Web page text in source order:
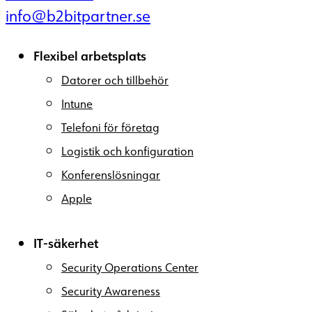
info@b2bitpartner.se
Flexibel arbetsplats
Datorer och tillbehör
Intune
Telefoni för företag
Logistik och konfiguration
Konferenslösningar
Apple
IT-säkerhet
Security Operations Center
Security Awareness